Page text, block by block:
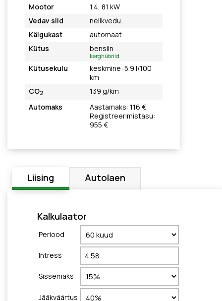
Mootor
1.4, 81 kW
Vedav sild
nelikvedu
Käigukast
automaat
Kütus
bensiin
kerghübriid
Kütusekulu
keskmine: 5.9 l/100
km
CO2
139 g/km
Automaks
Aastamaks: 116 €
Registreerimistasu:
955 €
Liising Autolaen
Kalkulaator
Periood
Intress
Sissemaks
Jääkväärtus